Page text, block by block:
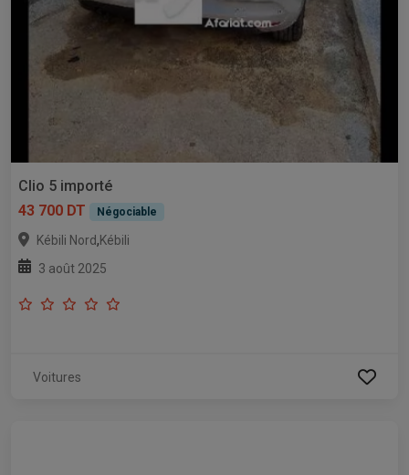
Clio 5 importé
43 700 DT
Négociable
Kébili Nord,Kébili
3 août 2025
Voitures